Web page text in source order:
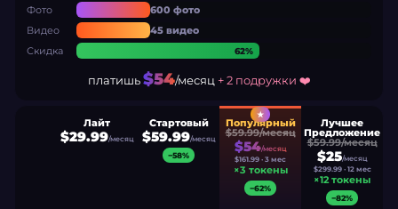
Фото 600 фото
Видео 45 видео
Скидка 62%
платишь $54/месяц + 2 подружки ❤️
Лайт
$29.99/месяц
Стартовый
$59.99/месяц
−58%
★
Популярный
$59.99/месяц
$54/месяц
$161.99 · 3 мес
×3 токены
−62%
Лучшее
Предложение
$59.99/месяц
$25/месяц
$299.99· 12 мес
×12 токены
−82%